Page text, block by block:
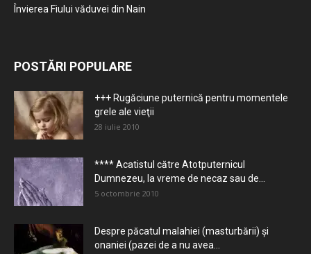
Învierea Fiului văduvei din Nain
POSTĂRI POPULARE
+++ Rugăciune puternică pentru momentele
grele ale vieţii
28 iulie 2010
**** Acatistul către Atotputernicul
Dumnezeu, la vreme de necaz sau de...
5 octombrie 2010
Despre păcatul malahiei (masturbării) şi
onaniei (pazei de a nu avea...